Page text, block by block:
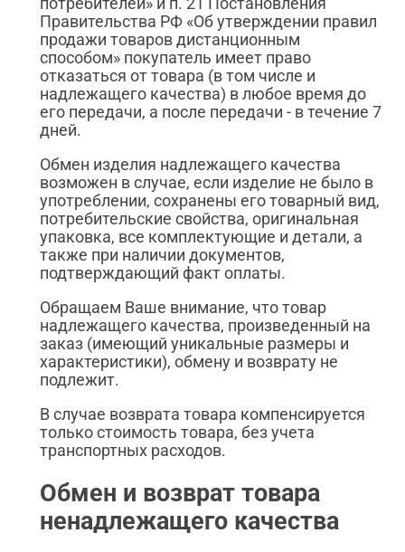
Правительства РФ «Об утверждении правил
продажи товаров дистанционным
способом» покупатель имеет право
отказаться от товара (в том числе и
надлежащего качества) в любое время до
его передачи, а после передачи - в течение 7
дней.
Обмен изделия надлежащего качества
возможен в случае, если изделие не было в
употреблении, сохранены его товарный вид,
потребительские свойства, оригинальная
упаковка, все комплектующие и детали, а
также при наличии документов,
подтверждающий факт оплаты.
Обращаем Ваше внимание, что товар
надлежащего качества, произведенный на
заказ (имеющий уникальные размеры и
характеристики), обмену и возврату не
подлежит.
В случае возврата товара компенсируется
только стоимость товара, без учета
транспортных расходов.
Обмен и возврат товара
ненадлежащего качества